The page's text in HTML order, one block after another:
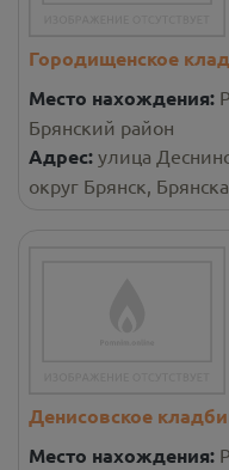
Городищенское
Место нахождения:
Брянский район
Адрес: улица
округ Брянск,
Денисовское
Место нахождения: